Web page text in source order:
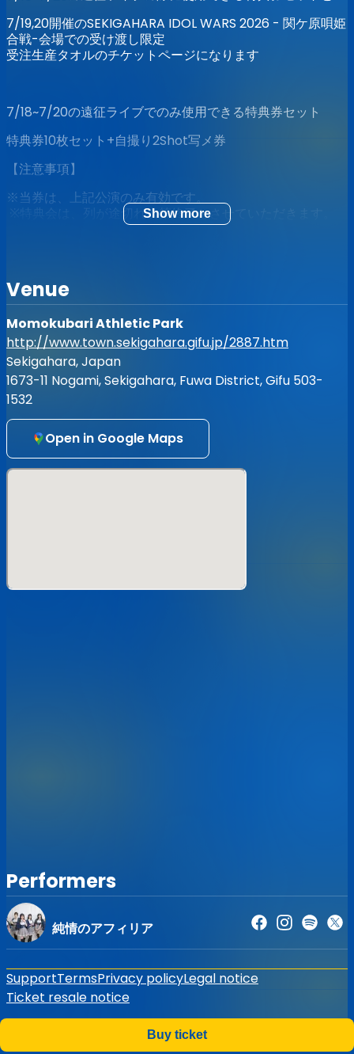
7/19,20開催のSEKIGAHARA IDOL WARS 2026 - 関ケ原唄姫
合戦-会場での受け渡し限定
受注生産タオルのチケットページになります
7/18~7/20の遠征ライブでのみ使用できる特典券セット
特典券10枚セット+自撮り2Shot写メ券
【注意事項】
※当券は、上記公演のみ有効です。
※特典会は、列が途切れ次第終了とさせていただきます。
様、宜しくお願い致します。
※当チケットは如何なる理由においても再発行致しませ
ん。
受注生産グッズ
純情サマー、急接近。マフラータオル
【価格】¥3,000
【サイズ】1100mm x 200mm
【受注期間】2026/6/28 23:59まで
※7/19,20開催のSEKIGAHARA IDOL WARS 2026 -
姫合戦 -会場での受け渡しになります
※特典券1枚付き
※マイクロファイバー素材の商品となります
Show more
Venue
Momokubari Athletic Park
http://www.town.sekigahara.gifu.jp/2887.htm
Sekigahara, Japan
1673-11 Nogami, Sekigahara, Fuwa District, Gifu 503-
1532
Open in Google Maps
Performers
純情のアフィリア
Buy ticket
SupportTermsPrivacy policyLegal notice
Ticket resale notice
K.K.•All Rights Reserved